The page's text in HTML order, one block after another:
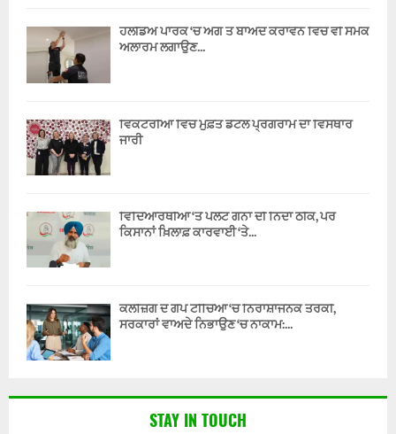
ਹੌਲੀਡੇਅ ਪਾਰਕ ‘ਚ ਅੱਗ ਤੋਂ ਬਾਅਦ ਕੈਰਾਵੈਨ ਵਿੱਚ ਵੀ ਸਮੋਕ
ਅਲਾਰਮ ਲਗਾਉਣ...
ਵਿਕਟੋਰੀਆ ਵਿੱਚ ਮੁਫ਼ਤ ਡੈਂਟਲ ਪ੍ਰੋਗਰਾਮ ਦਾ ਵਿਸਥਾਰ
ਜਾਰੀ
ਵਿਦਿਆਰਥੀਆਂ ‘ਤੇ ਪੈਲੇਟ ਗੰਨਾਂ ਦੀ ਨਿੰਦਾ ਠੀਕ, ਪਰ
ਕਿਸਾਨਾਂ ਖ਼ਿਲਾਫ਼ ਕਾਰਵਾਈ ‘ਤੇ...
ਕਲੋਜ਼ਿੰਗ ਦ ਗੈਪ ਟੀਚਿਆਂ ‘ਚ ਨਿਰਾਸ਼ਾਜਨਕ ਤਰੱਕੀ,
ਸਰਕਾਰਾਂ ਵਾਅਦੇ ਨਿਭਾਉਣ ‘ਚ ਨਾਕਾਮ:...
STAY IN TOUCH